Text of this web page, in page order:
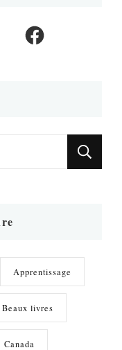
Facebook
Apprentissage
Beaux livres
Canada